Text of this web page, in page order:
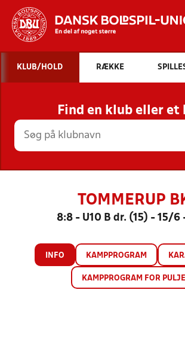
Hvad
INDHOLD
STILLINGER, RESULTATER,
HOLD
KLUB/HOLD RÆKKE
Find en klub eller et
TOMMERUP
8:8 - U10 B dr. (15) - 15/6
INFO KAMPPROGRAM
KAMPPROGRAM FOR PULJE